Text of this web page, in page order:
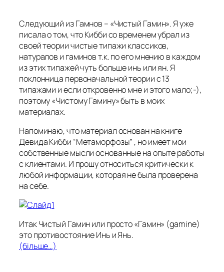
Следующий из Гамнов – «Чистый Гамин». Я уже
писала о том, что Кибби со временем убрал из
своей теории чистые типажи классиков,
натуралов и гаминов т.к. по его мнению в каждом
из этих типажей чуть больше инь или ян. Я
поклонница первоначальной теории с 13
типажами и если откровенно мне и этого мало;-),
поэтому «Чистому Гамину» быть в моих
материалах.
Напоминаю, что материал основан на книге
Девида Кибби “Метаморфозы” , но имеет мои
собственные мысли основанные на опыте работы
с клиентами. И прошу относиться критически к
любой информации, которая не была проверена
на себе.
Итак Чистый Гамин или просто «Гамин» (gamine)
это противостояние Инь и Янь.
(більше…)